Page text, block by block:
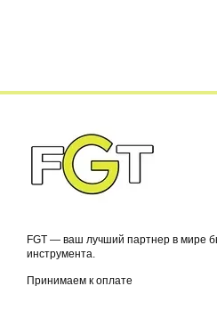
FGT — ваш лучший партнер в мире
инструмента.
Принимаем к оплате